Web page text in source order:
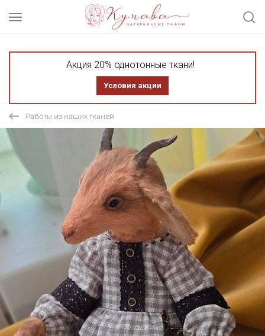
Акция 20% однотонные ткани!
Условия акции
Работы из наших тканей